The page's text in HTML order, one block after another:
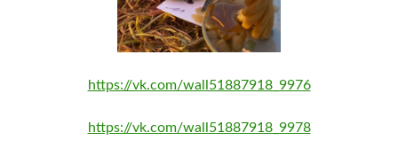
https://vk.com/wall51887918_9976
https://vk.com/wall51887918_9978